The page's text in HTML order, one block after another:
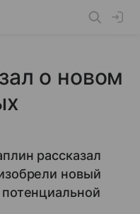
о новом
рассказал
новый